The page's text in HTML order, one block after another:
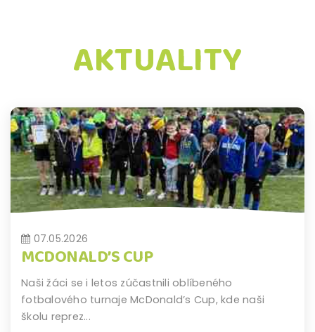
AKTUALITY
07.05.2026
MCDONALD’S CUP
Naši žáci se i letos zúčastnili oblíbeného
fotbalového turnaje McDonald’s Cup, kde naši
školu reprez...